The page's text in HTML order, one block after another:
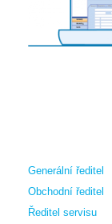
Generální ředitel
Obchodní ředitel
Ředitel servisu